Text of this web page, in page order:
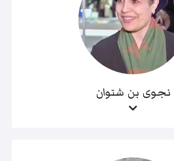
نجوى بن شتوان